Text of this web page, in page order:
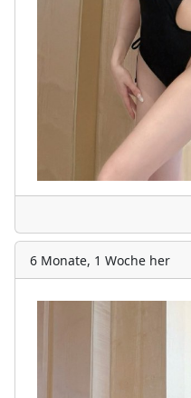
6 Monate, 1 Woche her